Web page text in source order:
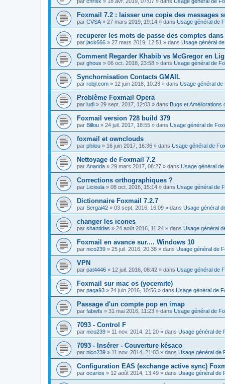
Foxmail 7.2 : laisser une copie des messages
par CVSA » 27 mars 2019, 19:14 » dans Usage général de
recuperer les mots de passe des comptes
par jack666 » 27 mars 2019, 12:51 » dans Usage général
Comment Regarder Khabib vs McGregor en
par ghous » 06 oct. 2018, 23:58 » dans Usage général de
Synchornisation Contacts GMAIL
par robjl.com » 12 juin 2018, 10:23 » dans Usage général de
Problème Foxmail Opera
par ludi » 29 sept. 2017, 12:03 » dans Bugs et Améliorations
Foxmail version 728 build 379
par Billou » 24 juil. 2017, 18:55 » dans Usage général de
foxmail et ownclouds
par philou » 16 juin 2017, 16:36 » dans Usage général de
Nettoyage de Foxmail 7.2
par Ananda » 29 mars 2017, 08:27 » dans Usage général
Corrections orthographiques ?
par Licioula » 08 oct. 2016, 15:14 » dans Usage général de
Dictionnaire Foxmail 7.2.7
par Sergai42 » 03 sept. 2016, 16:09 » dans Usage général
changer les icones
par shantidas » 24 août 2016, 11:24 » dans Usage général
Foxmail en avance sur.... Windows 10
par nico239 » 25 juil. 2016, 20:38 » dans Usage général de
VPN
par pat4446 » 12 juil. 2016, 08:42 » dans Usage général de
Foxmail sur mac os (yocemite)
par paga93 » 24 juin 2016, 10:56 » dans Usage général de
Passage d'un compte pop en imap
par fabwfs » 31 mai 2016, 11:23 » dans Usage général de
7093 - Control F
par nico239 » 11 nov. 2014, 21:20 » dans Usage général de
7093 - Insérer - Couverture késaco
par nico239 » 11 nov. 2014, 21:03 » dans Usage général de
Configuration EAS (exchange active sync)
par ocarios » 12 août 2014, 13:49 » dans Usage général de